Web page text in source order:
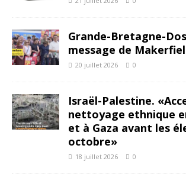
Grande-Bretagne-
message de
20 juillet 2026 0
Israël-Palestine.
nettoyage ethnique
et à Gaza avant les
octobre»
18 juillet 2026 0